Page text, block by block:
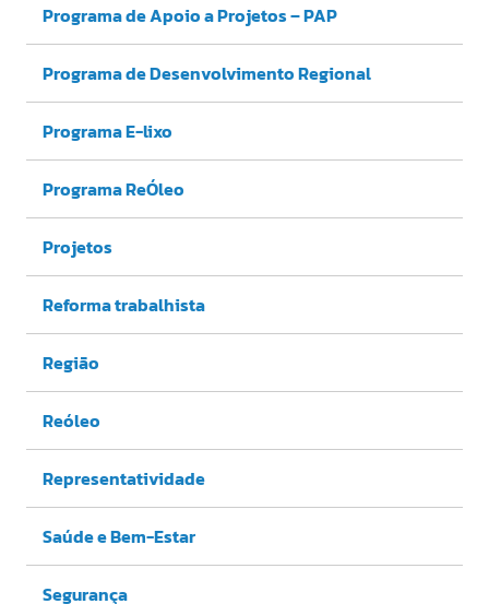
Programa de Apoio a Projetos – PAP
Programa de Desenvolvimento Regional
Programa E-lixo
Programa ReÓleo
Projetos
Reforma trabalhista
Região
Reóleo
Representatividade
Saúde e Bem-Estar
Segurança